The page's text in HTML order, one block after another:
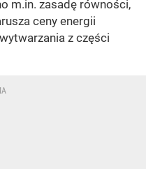
m.in. zasadę równości,
ceny energii
z części